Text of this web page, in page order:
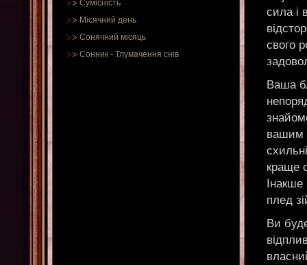
Сумісність
Місячний день
Сонячний місяць
Сонник - Тлумачення снів
сила і
свого
Ваша
вашим
краще
плед
Ви